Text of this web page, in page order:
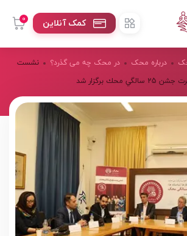
0 کمک آنلاین
درباره محک
در محک چه می گذرد؟
نشست
محك برگزار شد